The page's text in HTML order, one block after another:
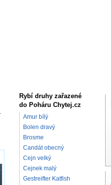
Rybí druhy zařazené
do Poháru Chytej.cz
Amur bílý
Bolen dravý
Brosme
Candát obecný
Cejn velký
Cejnek malý
Gestreifter Katfish